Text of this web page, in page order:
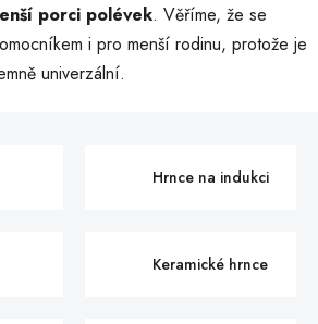
porci polévek. Věříme, že se
i pro menší rodinu, protože je
univerzální.
Hrnce na indukci
Keramické hrnce